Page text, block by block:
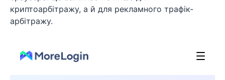
криптоарбітражу, а й для рекламного трафік-
арбітражу.